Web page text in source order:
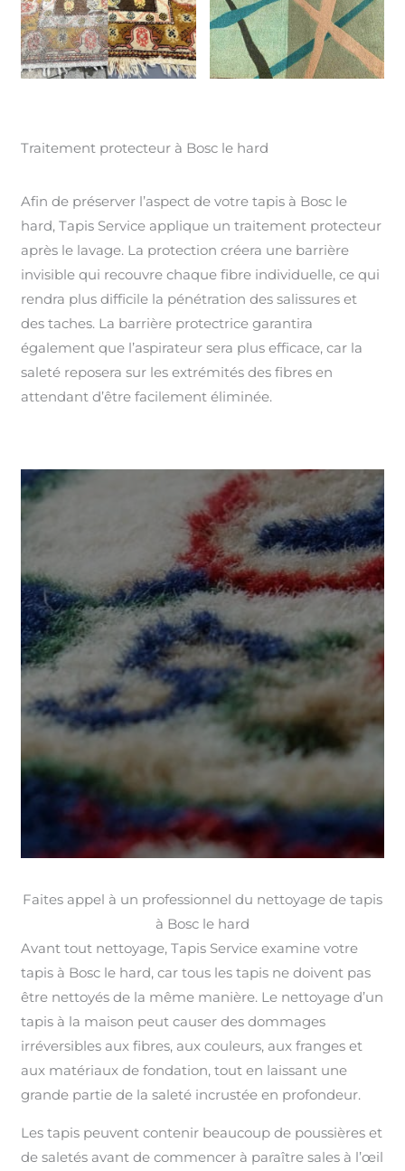
Traitement protecteur à Bosc le hard
Afin de préserver l’aspect de votre tapis à Bosc le
hard, Tapis Service applique un traitement protecteur
après le lavage. La protection créera une barrière
invisible qui recouvre chaque fibre individuelle, ce qui
rendra plus difficile la pénétration des salissures et
des taches. La barrière protectrice garantira
également que l’aspirateur sera plus efficace, car la
saleté reposera sur les extrémités des fibres en
attendant d’être facilement éliminée.
Faites appel à un professionnel du nettoyage de tapis
à Bosc le hard
Avant tout nettoyage, Tapis Service examine votre
tapis à Bosc le hard, car tous les tapis ne doivent pas
être nettoyés de la même manière. Le nettoyage d’un
tapis à la maison peut causer des dommages
irréversibles aux fibres, aux couleurs, aux franges et
aux matériaux de fondation, tout en laissant une
grande partie de la saleté incrustée en profondeur.
Les tapis peuvent contenir beaucoup de poussières et
de saletés avant de commencer à paraître sales à l’œil